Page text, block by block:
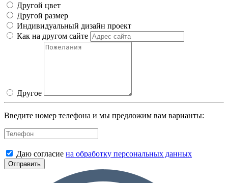
Другой цвет
Другой размер
Индивидуальный дизайн проект
Как на другом сайте
Другое
Введите номер телефона и мы предложим вам варианты:
Даю согласие на обработку персональных данных
Отправить